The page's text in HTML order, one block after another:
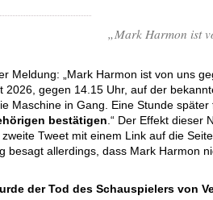
„Mark Harmon ist
Meldung: „Mark Harmon ist von uns
2026, gegen 14.15 Uhr, auf der
Maschine in Gang. Eine Stunde später
bestätigen .“ Der Effekt dieser
Tweet mit einem Link auf die Seite
besagt allerdings, dass Mark Harmon
der Tod des Schauspielers von